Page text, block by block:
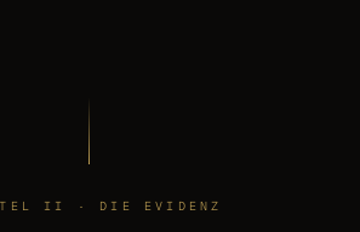
II · DIE EVIDENZ